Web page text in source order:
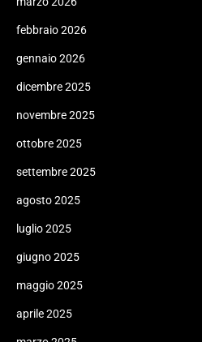
febbraio 2026
gennaio 2026
dicembre 2025
novembre 2025
ottobre 2025
settembre 2025
agosto 2025
luglio 2025
giugno 2025
maggio 2025
aprile 2025